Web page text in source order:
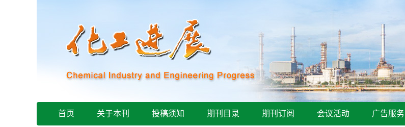
首页 关于本刊 投稿须知 期刊目录 期刊订阅 会议活动 广告服务